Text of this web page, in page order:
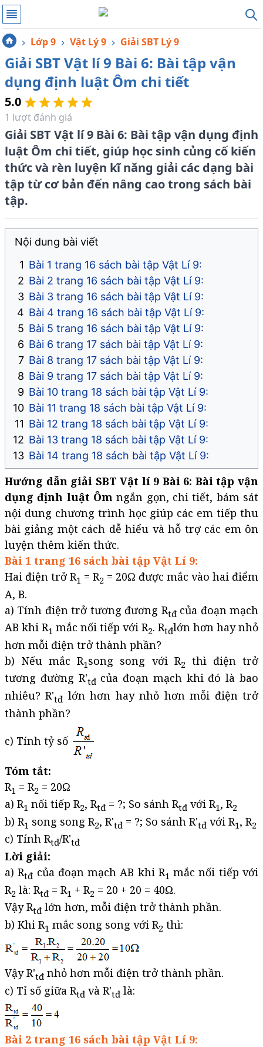
Lớp 9 Vật Lý 9 Giải SBT Lý 9
Giải SBT Vật lí 9 Bài 6: Bài tập vận
dụng định luật Ôm chi tiết
Giải SBT Vật lí 9 Bài 6: Bài tập vận dụng định
luật Ôm chi tiết, giúp học sinh củng cố kiến
thức và rèn luyện kĩ năng giải các dạng bài
tập từ cơ bản đến nâng cao trong sách bài
tập.
5.0
1 lượt đánh giá
Nội dung bài viết
Bài 1 trang 16 sách bài tập Vật Lí 9:
Bài 2 trang 16 sách bài tập Vật Lí 9:
Bài 3 trang 16 sách bài tập Vật Lí 9:
Bài 4 trang 16 sách bài tập Vật Lí 9:
Bài 5 trang 16 sách bài tập Vật Lí 9:
Bài 6 trang 17 sách bài tập Vật Lí 9:
Bài 8 trang 17 sách bài tập Vật Lí 9:
Bài 9 trang 17 sách bài tập Vật Lí 9:
Bài 10 trang 18 sách bài tập Vật Lí 9:
Bài 11 trang 18 sách bài tập Vật Lí 9:
Bài 12 trang 18 sách bài tập Vật Lí 9:
Bài 13 trang 18 sách bài tập Vật Lí 9:
Bài 14 trang 18 sách bài tập Vật Lí 9:
Hướng dẫn giải SBT Vật lí 9 Bài 6: Bài tập vận
dụng định luật Ôm ngắn gọn, chi tiết, bám sát
nội dung chương trình học giúp các em tiếp thu
bài giảng một cách dễ hiểu và hỗ trợ các em ôn
luyện thêm kiến thức.
Bài 1 trang 16 sách bài tập Vật Lí 9:
Hai điện trở R1 = R2 = 20Ω được mắc vào hai điểm
A, B.
a) Tính điện trở tương đương Rtđcủa đoạn mạch
AB khi R1 mắc nối tiếp với R2. Rtđlớn hơn hay nhỏ
hơn mỗi điện trở thành phần?
b) Nếu mắc R1song song với R2 thì điện trở
tương đường R'tđcủa đoạn mạch khi đó là bao
nhiêu? R'tđ lớn hơn hay nhỏ hơn mỗi điện trở
thành phần?
c) Tính tỷ số
Tóm tắt:
R1 = R2 = 20Ω
a) R1 nối tiếp R2, Rtđ = ?; So sánh Rtđ với R1, R2
b) R1 song song R2, R'tđ = ?; So sánh R'tđ với R1, R2
c) Tính Rtđ/R'tđ
Lời giải:
a) Rtđ của đoạn mạch AB khi R1 mắc nối tiếp với
R2 là: Rtđ = R1 + R2 = 20 + 20 = 40Ω.
Vậy Rtđ lớn hơn, mỗi điện trở thành phần.
b) Khi R1 mắc song song với R2 thì:
Vậy R'tđ nhỏ hơn mỗi điện trở thành phần.
c) Tỉ số giữa Rtđ và R'tđ là:
Bài 2 trang 16 sách bài tập Vật Lí 9: